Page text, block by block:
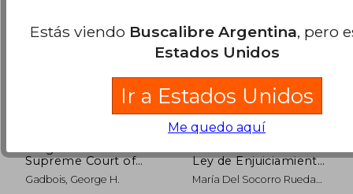
Supreme Court of
India: 1950-89 (en
Inglés)
Gadbois, George H.
Ley de Enjuiciamiento
Civil (Bosch Procesal)
María Del Socorro Rueda
Estás viendo Buscalibre Argentina, pero
Estados Unidos
Ir a Estados Unidos
Me quedo aquí